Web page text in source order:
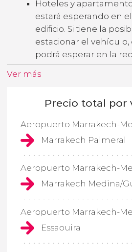
Hoteles y
estará esperando en
edificio. Si tiene la
estacionar el vehículo,
podrá esperar en la
Ver más
Precio total por
Aeropuerto Marrakech-
Marrakech Palmeral
Aeropuerto Marrakech-
Marrakech Medina/
Aeropuerto Marrakech-
Essaouira